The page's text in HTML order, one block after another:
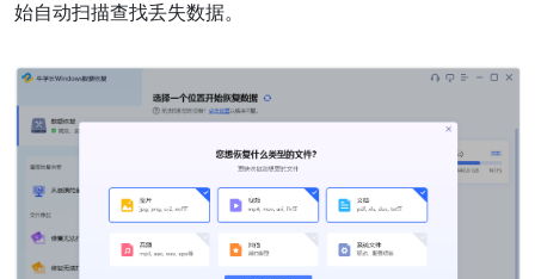
始自动扫描查找丢失数据。